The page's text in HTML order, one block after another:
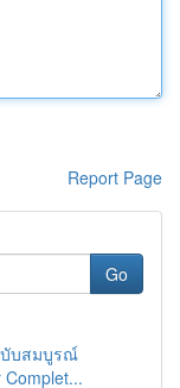
Report Page
Go
บับสมบูรณ์
Complet...